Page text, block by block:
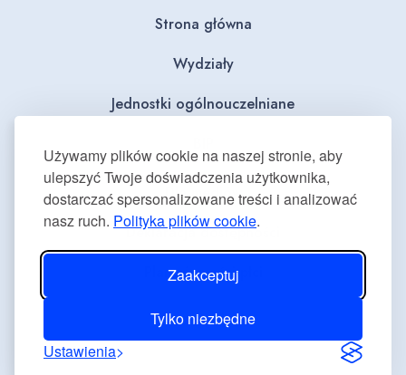
Używamy plików cookie na naszej stronie, aby
ulepszyć Twoje doświadczenia użytkownika,
dostarczać spersonalizowane treści i analizować
nasz ruch. Polityka plików cookie.
Zaakceptuj
Tylko niezbędne
Ustawienia
Strona główna
Wydziały
Jednostki ogólnouczelniane
Dla mediów
Deklaracja dostępności
Plan równości płci